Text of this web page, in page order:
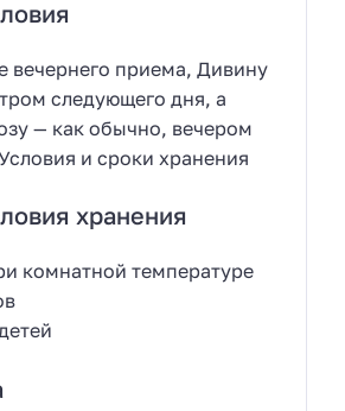
вечернего приема, Дивину
следующего дня, а
— как обычно, вечером
и сроки хранения
хранения
комнатной температуре